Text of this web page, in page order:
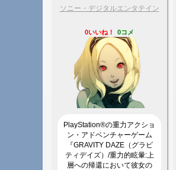
ソニー・デジタルエンタテイン
メント
0いいね！ 0コメ
PlayStation®の重力アクショ
ン・アドベンチャーゲーム
『GRAVITY DAZE（グラビ
ティデイズ）/重力的眩暈:上
層への帰還において彼女の